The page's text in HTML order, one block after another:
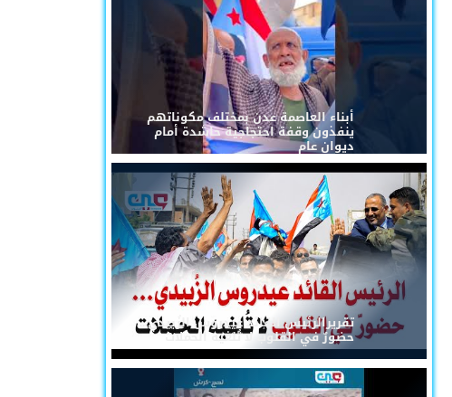
أبناء العاصمة عدن بمختلف مكوناتهم
ينفذون وقفة احتجاجية حاشدة أمام
ديوان عام
تقريرالرئيس القائد عيدروس الزُبيدي...
حضورٌ في القلوب لا تُلغيه الحملات